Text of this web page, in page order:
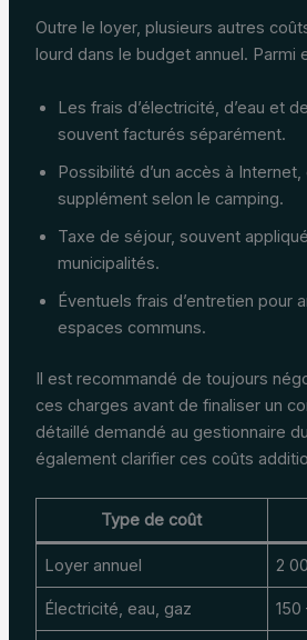
Outre le loyer, plusieurs autres
lourd dans le budget annuel. Parmi
Les frais d’électricité, d’eau et
souvent facturés séparément.
Possibilité d’un accès à
supplément selon le camping.
Taxe de séjour, souvent
municipalités.
Éventuels frais d’entretien pour
espaces communs.
Il est recommandé de toujours
ces charges avant de finaliser un
détaillé demandé au gestionnaire
également clarifier ces coûts
Type de coût
Loyer annuel 2
Électricité, eau, gaz 150